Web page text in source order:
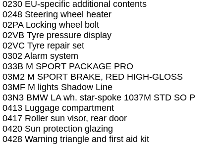
0230 EU-specific additional contents
0248 Steering wheel heater
02PA Locking wheel bolt
02VB Tyre pressure display
02VC Tyre repair set
0302 Alarm system
033B M SPORT PACKAGE PRO
03M2 M SPORT BRAKE, RED HIGH-GLOSS
03MF M lights Shadow Line
03N3 BMW LA wh. star-spoke 1037M STD SO P
0413 Luggage compartment
0417 Roller sun visor, rear door
0420 Sun protection glazing
0428 Warning triangle and first aid kit